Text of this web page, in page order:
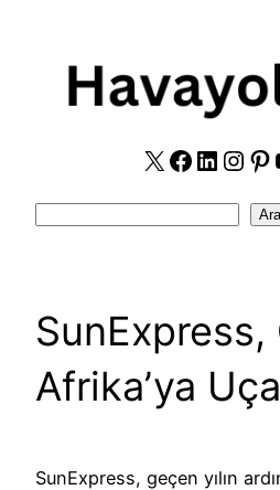
X
Ara
SunExpress,
Afrika’ya
SunExpress, geçen yılın